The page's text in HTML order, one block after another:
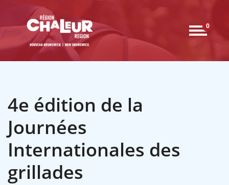
0
4e édition de la
Journées
Internationales des
grillades